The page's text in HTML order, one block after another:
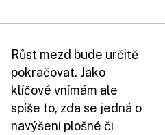
Růst mezd bude určitě
pokračovat. Jako
klíčové vnímám ale
spíše to, zda se jedná o
navýšení plošné či